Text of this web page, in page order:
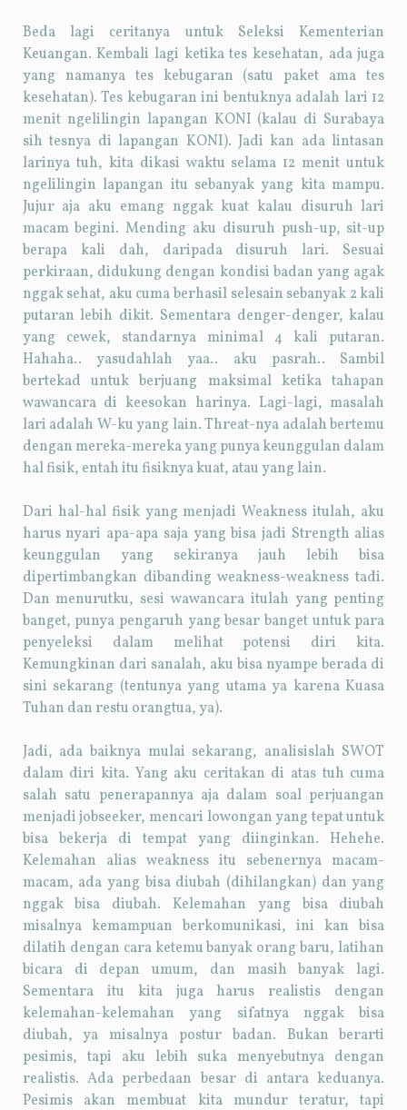
Beda lagi ceritanya untuk Seleksi Kementerian
Keuangan. Kembali lagi ketika tes kesehatan, ada juga
yang namanya tes kebugaran (satu paket ama tes
kesehatan). Tes kebugaran ini bentuknya adalah lari 12
menit ngelilingin lapangan KONI (kalau di Surabaya
sih tesnya di lapangan KONI). Jadi kan ada lintasan
larinya tuh, kita dikasi waktu selama 12 menit untuk
ngelilingin lapangan itu sebanyak yang kita mampu.
Jujur aja aku emang nggak kuat kalau disuruh lari
macam begini. Mending aku disuruh push-up, sit-up
berapa kali dah, daripada disuruh lari. Sesuai
perkiraan, didukung dengan kondisi badan yang agak
nggak sehat, aku cuma berhasil selesain sebanyak 2 kali
putaran lebih dikit. Sementara denger-denger, kalau
yang cewek, standarnya minimal 4 kali putaran.
Hahaha.. yasudahlah yaa.. aku pasrah.. Sambil
bertekad untuk berjuang maksimal ketika tahapan
wawancara di keesokan harinya. Lagi-lagi, masalah
lari adalah W-ku yang lain. Threat-nya adalah bertemu
dengan mereka-mereka yang punya keunggulan dalam
hal fisik, entah itu fisiknya kuat, atau yang lain.
Dari hal-hal fisik yang menjadi Weakness itulah, aku
harus nyari apa-apa saja yang bisa jadi Strength alias
keunggulan yang sekiranya jauh lebih bisa
dipertimbangkan dibanding weakness-weakness tadi.
Dan menurutku, sesi wawancara itulah yang penting
banget, punya pengaruh yang besar banget untuk para
penyeleksi dalam melihat potensi diri kita.
Kemungkinan dari sanalah, aku bisa nyampe berada di
sini sekarang (tentunya yang utama ya karena Kuasa
Tuhan dan restu orangtua, ya).
Jadi, ada baiknya mulai sekarang, analisislah SWOT
dalam diri kita. Yang aku ceritakan di atas tuh cuma
salah satu penerapannya aja dalam soal perjuangan
menjadi jobseeker, mencari lowongan yang tepat untuk
bisa bekerja di tempat yang diinginkan. Hehehe.
Kelemahan alias weakness itu sebenernya macam-
macam, ada yang bisa diubah (dihilangkan) dan yang
nggak bisa diubah. Kelemahan yang bisa diubah
misalnya kemampuan berkomunikasi, ini kan bisa
dilatih dengan cara ketemu banyak orang baru, latihan
bicara di depan umum, dan masih banyak lagi.
Sementara itu kita juga harus realistis dengan
kelemahan-kelemahan yang sifatnya nggak bisa
diubah, ya misalnya postur badan. Bukan berarti
pesimis, tapi aku lebih suka menyebutnya dengan
realistis. Ada perbedaan besar di antara keduanya.
Pesimis akan membuat kita mundur teratur, tapi